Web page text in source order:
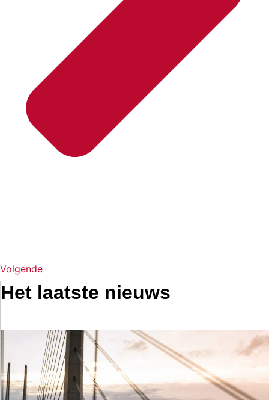
Volgende
Het laatste nieuws